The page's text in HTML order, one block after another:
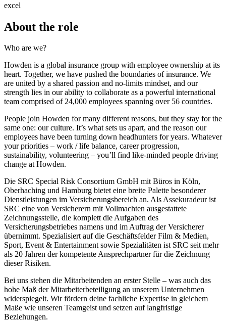
excel
About the role
Who are we?
Howden is a global insurance group with employee ownership at its
heart. Together, we have pushed the boundaries of insurance. We
are united by a shared passion and no-limits mindset, and our
strength lies in our ability to collaborate as a powerful international
team comprised of 24,000 employees spanning over 56 countries.
People join Howden for many different reasons, but they stay for the
same one: our culture. It’s what sets us apart, and the reason our
employees have been turning down headhunters for years. Whatever
your priorities – work / life balance, career progression,
sustainability, volunteering – you’ll find like-minded people driving
change at Howden.
Die SRC Special Risk Consortium GmbH mit Büros in Köln,
Oberhaching und Hamburg bietet eine breite Palette besonderer
Dienstleistungen im Versicherungsbereich an. Als Assekuradeur ist
SRC eine von Versicherern mit Vollmachten ausgestattete
Zeichnungsstelle, die komplett die Aufgaben des
Versicherungsbetriebes namens und im Auftrag der Versicherer
übernimmt. Spezialisiert auf die Geschäftsfelder Film & Medien,
Sport, Event & Entertainment sowie Spezialitäten ist SRC seit mehr
als 20 Jahren der kompetente Ansprechpartner für die Zeichnung
dieser Risiken.
Bei uns stehen die Mitarbeitenden an erster Stelle – was auch das
hohe Maß der Mitarbeiterbeteiligung an unserem Unternehmen
widerspiegelt. Wir fördern deine fachliche Expertise in gleichem
Maße wie unseren Teamgeist und setzen auf langfristige
Beziehungen.